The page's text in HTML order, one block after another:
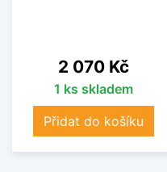
Cena
2 070 Kč
1 ks skladem
Přidat do košíku